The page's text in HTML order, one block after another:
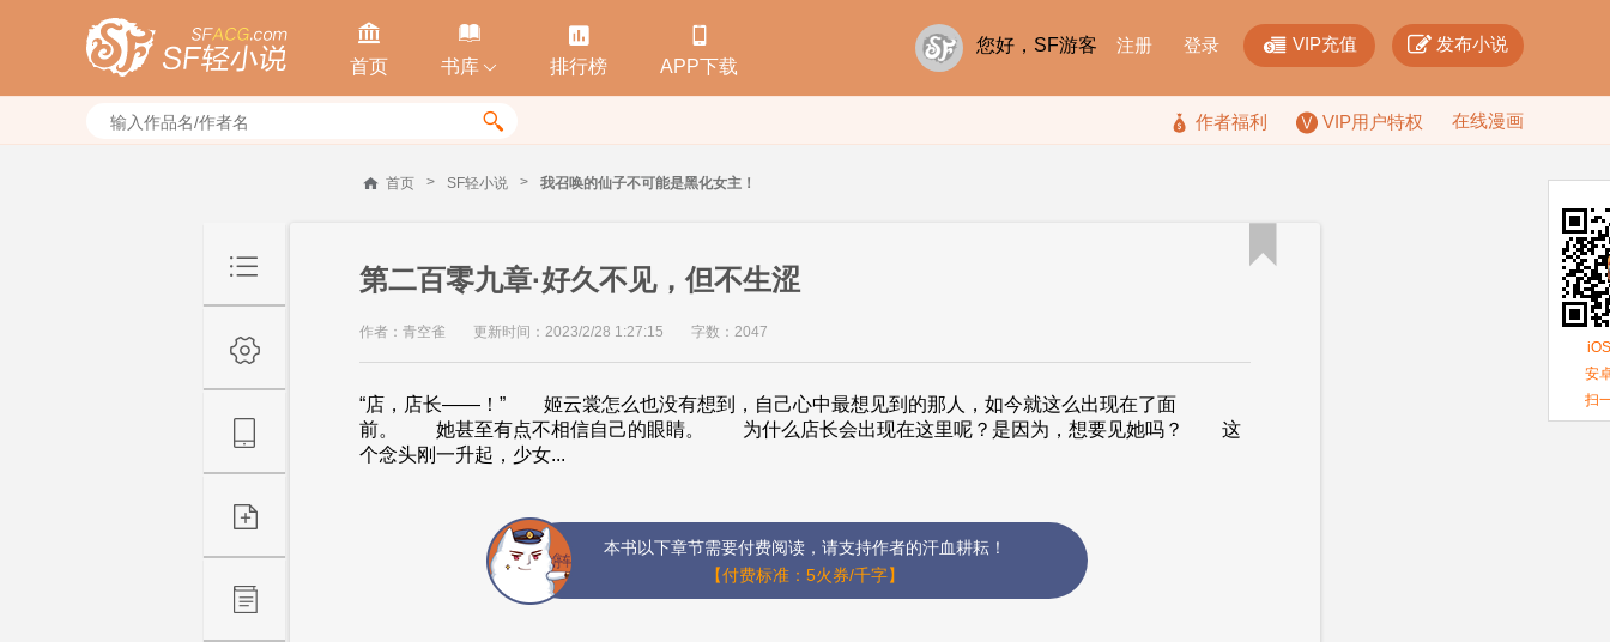

首页

书库 

排行榜

APP下载
您好，SF游客 注册 登录  VIP充值  发布小说
  作者福利 VIP用户特权 在线漫画
首页 > SF轻小说 > 我召唤的仙子不可能是黑化女主！
第二百零九章·好久不见，但不生涩
作者：青空雀 更新时间：2023/2/28 1:27:15 字数：2047
“店，店长——！” 姬云裳怎么也没有想到，自己心中最想见到的那人，如今就这么出现在了面
前。 她甚至有点不相信自己的眼睛。 为什么店长会出现在这里呢？是因为，想要见她吗？ 这
个念头刚一升起，少女...
本书以下章节需要付费阅读，请支持作者的汗血耕耘！
【付费标准：5火券/千字】

安
扫